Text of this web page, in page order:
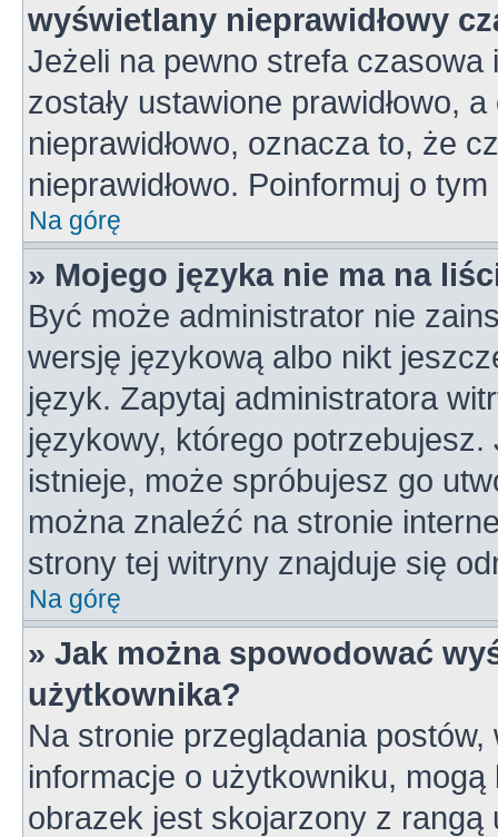
wyświetlany nieprawidłowy
Jeżeli na pewno strefa
zostały ustawione prawidłowo,
nieprawidłowo, oznacza to, że
nieprawidłowo. Poinformuj o
Na górę
» Mojego języka nie ma na
Być może administrator nie
wersję językową albo nikt
język. Zapytaj administratora
językowy, którego
istnieje, może spróbujesz go
można znaleźć na stronie
strony tej witryny znajduje się
Na górę
» Jak można spowodować
użytkownika?
Na stronie przeglądania
informacje o użytkowniku,
obrazek jest skojarzony z